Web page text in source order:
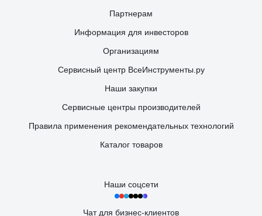
Партнерам
Информация для инвесторов
Организациям
Сервисный центр ВсеИнструменты.ру
Наши закупки
Сервисные центры производителей
Правила применения рекомендательных технологий
Каталог товаров
Наши соцсети
Чат для бизнес-клиентов